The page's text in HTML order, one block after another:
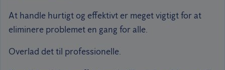
At handle hurtigt og effektivt er meget vigtigt for at
eliminere problemet en gang for alle.
Overlad det til professionelle.